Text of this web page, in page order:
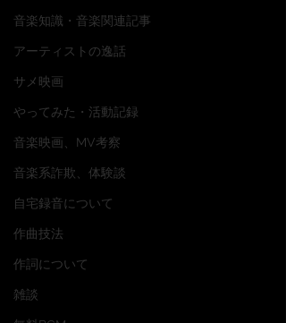
音楽知識・音楽関連記事
アーティストの逸話
サメ映画
やってみた・活動記録
音楽映画、MV考察
音楽系詐欺、体験談
自宅録音について
作曲技法
作詞について
雑談